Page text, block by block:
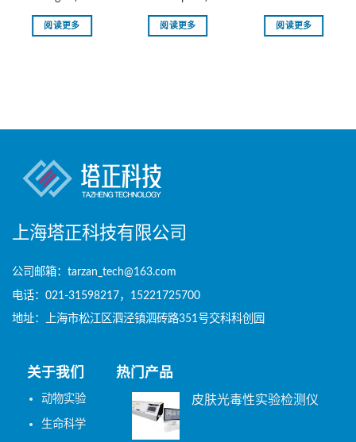
阅读更多 阅读更多 阅读更多
上海塔正科技有限公司
公司邮箱：tarzan_tech@163.com
电话：021-31598217，15221725700
地址：上海市松江区泗泾镇泗砖路351号交科科创园
关于我们
动物实验
生命科学
热门产品
皮肤光毒性实验检测仪